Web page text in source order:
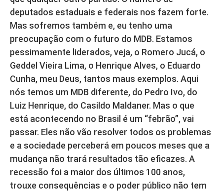
deputados estaduais e federais nos fazem forte.
Mas sofremos também e, eu tenho uma
preocupação com o futuro do MDB. Estamos
pessimamente liderados, veja, o Romero Jucá, o
Geddel Vieira Lima, o Henrique Alves, o Eduardo
Cunha, meu Deus, tantos maus exemplos. Aqui
nós temos um MDB diferente, do Pedro Ivo, do
Luiz Henrique, do Casildo Maldaner. Mas o que
está acontecendo no Brasil é um “febrão”, vai
passar. Eles não vão resolver todos os problemas
e a sociedade perceberá em poucos meses que a
mudança não trará resultados tão eficazes. A
recessão foi a maior dos últimos 100 anos,
trouxe consequências e o poder público não tem